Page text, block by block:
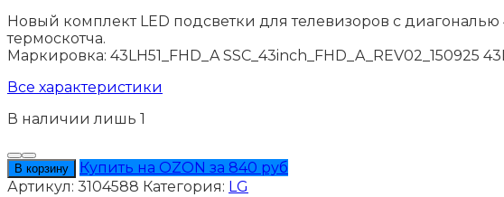
Новый комплект LED подсветки для телевизоров с
термоскотча.
Маркировка: 43LH51_FHD_A SSC_43inch_FHD_A_REV02_150925
Все характеристики
В наличии лишь 1
Количество
товара
Подсветка
В корзину
Купить на OZON за 840 руб
Артикул: 3104588 Категория: LG